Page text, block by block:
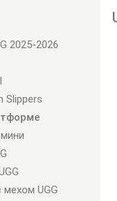
2025-2026
Slippers
UGG